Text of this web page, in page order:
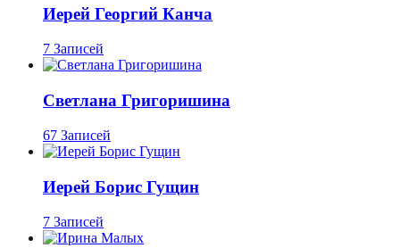
Иерей Георгий Канча
7 Записей
Светлана Григоришина
67 Записей
Иерей Борис Гущин
7 Записей